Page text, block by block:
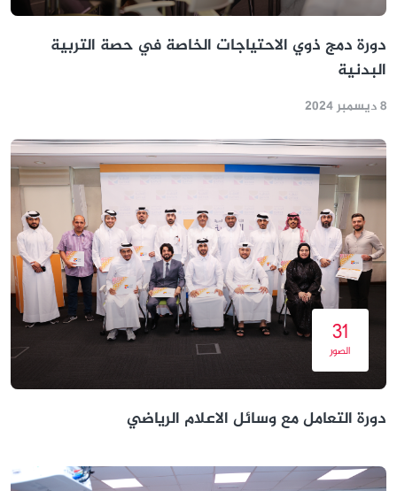
دورة دمج ذوي الاحتياجات الخاصة في حصة التربية
البدنية
8 ديسمبر 2024
31
الصور
دورة التعامل مع وسائل الاعلام الرياضي